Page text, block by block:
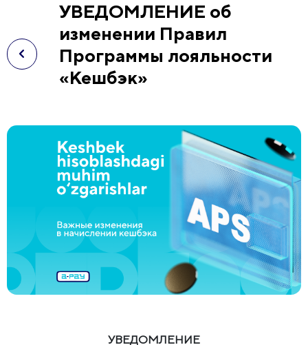
УВЕДОМЛЕНИЕ об
изменении Правил
Программы лояльности
«Кешбэк»
УВЕДОМЛЕНИЕ